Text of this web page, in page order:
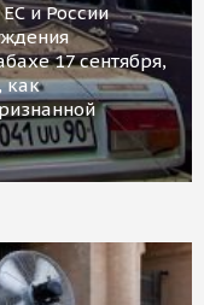
и России
17 сентября,
как